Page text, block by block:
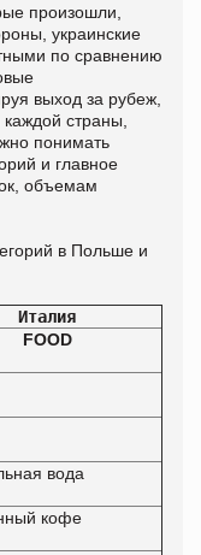
произошли,
украинские
по сравнению
выход за рубеж,
страны,
понимать
и главное
объемам
в Польше и
Италия
FOOD
вода
кофе